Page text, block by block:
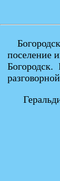
поселение